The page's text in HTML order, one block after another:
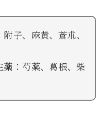
附子、麻黄、蒼朮、
薬 ：芍薬、葛根、柴